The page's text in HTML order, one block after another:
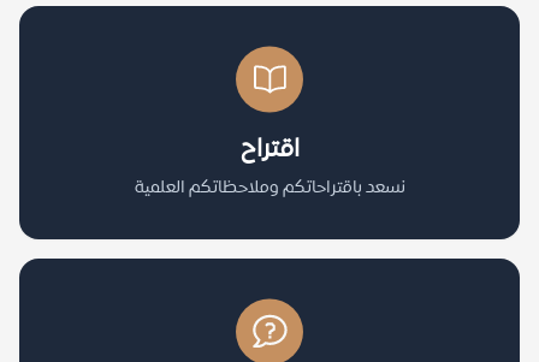
اقتراح
نسعد باقتراحاتكم وملاحظاتكم العلمية